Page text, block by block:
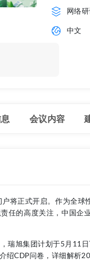
网络
中文
会议内容
将正式开启。作为全
任的高度关注，中国
瑞旭集团计划于5月11
绍CDP问卷，详细解析